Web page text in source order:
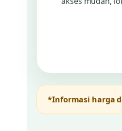
*Informasi harga